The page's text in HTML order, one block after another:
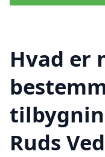
Hvad er
Ruds